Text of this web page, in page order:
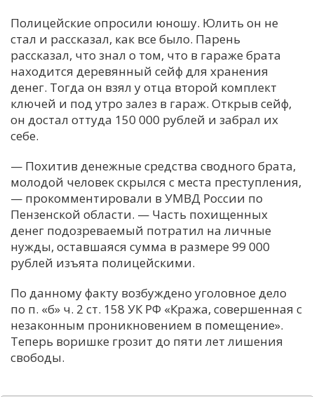
Н
Ч
Я
Полицейские опросили юношу. Юлить он не
стал и рассказал, как все было. Парень
рассказал, что знал о том, что в гараже брата
находится деревянный сейф для хранения
денег. Тогда он взял у отца второй комплект
ключей и под утро залез в гараж. Открыв сейф,
он достал оттуда 150 000 рублей и забрал их
себе.
— Похитив денежные средства сводного брата,
молодой человек скрылся с места преступления,
— прокомментировали в УМВД России по
Пензенской области. — Часть похищенных
денег подозреваемый потратил на личные
нужды, оставшаяся сумма в размере 99 000
рублей изъята полицейскими.
По данному факту возбуждено уголовное дело
по п. «б» ч. 2 ст. 158 УК РФ «Кража, совершенная с
незаконным проникновением в помещение».
Теперь воришке грозит до пяти лет лишения
свободы.